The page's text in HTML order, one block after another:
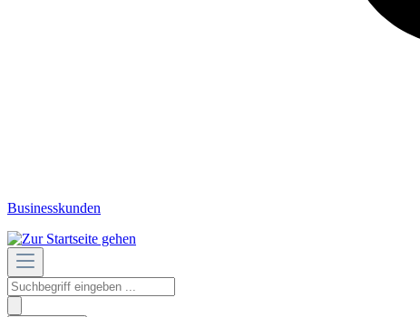
Businesskunden